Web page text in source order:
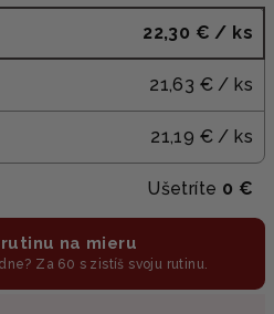
22,30 € / ks
21,63 € / ks
21,19 € / ks
Ušetríte 0 €
na mieru
Za 60 s zistíš svoju rutinu.